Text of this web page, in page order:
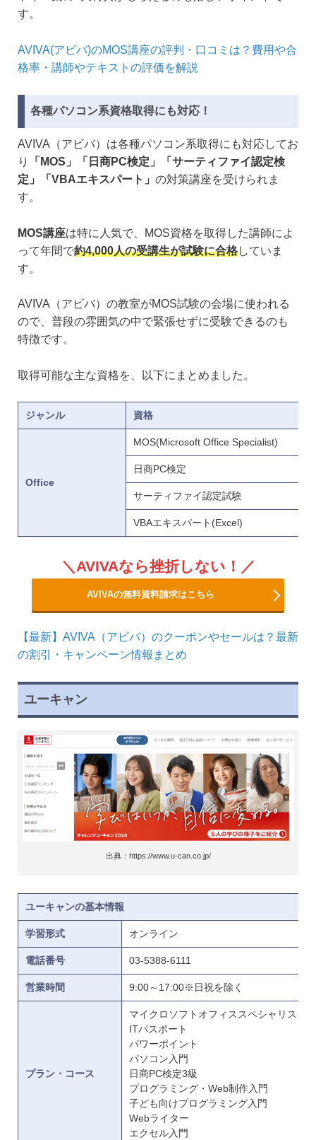
す。
AVIVA(アビバ)のMOS講座の評判・口コミは？費用や合
格率・講師やテキストの評価を解説
各種パソコン系資格取得にも対応！
AVIVA（アビバ）は各種パソコン系取得にも対応してお
り
「MOS」「日商PC検定」「サーティファイ認定検
定」「VBAエキスパート」 の対策講座を受けられま
す。
MOS講座は特に人気で、MOS資格を取得した講師によ
って年間で約4,000人の受講生が試験に合格していま
す。
AVIVA（アビバ）の教室がMOS試験の会場に使われる
ので、普段の雰囲気の中で緊張せずに受験できるのも
特徴です。
取得可能な主な資格を、以下にまとめました。
ジャンル 資格
Office
MOS(Microsoft Office Specialist)
日商PC検定
サーティファイ認定試験
VBAエキスパート(Excel)
クリエイティブ/CAD
illustratorクリエイター能力認定試験
アドビ認定プロフェッショナル
アドビ認定プロフェッショナルillustrator
Webクリエイター能力認定試験
AutoCAD ユーザー試験
IT知識
P検
生成AIパスポート
ITパスポート
基本情報技術者
AVIVAなら挫折しない！
AVIVAの無料資料請求はこちら
【最新】AVIVA（アビバ）のクーポンやセールは？最新
の割引・キャンペーン情報まとめ
ユーキャン
出典：https://www.u-can.co.jp/
ユーキャンの基本情報
学習形式 オンライン
電話番号 03-5388-6111
営業時間 9:00～17:00※日祝を除く
プラン・コース
マイクロソフトオフィススペシャリスト
ITパスポート
パワーポイント
パソコン入門
日商PC検定3級
プログラミング・Web制作入門
子ども向けプログラミング入門
Webライター
エクセル入門